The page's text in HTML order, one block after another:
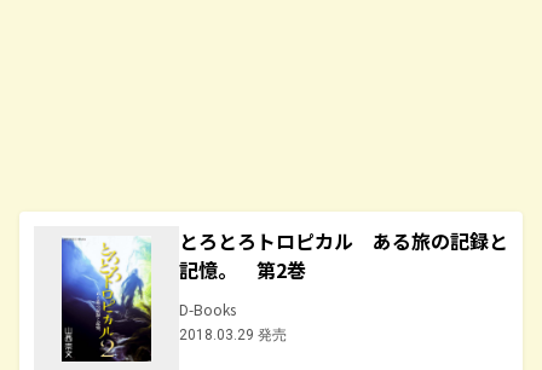
とろとろトロピカル ある旅の記録と
記憶。 第2巻
D-Books
2018.03.29 発売